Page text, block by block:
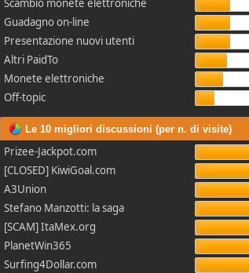
Scambio monete elettroniche
Guadagno on-line
Presentazione nuovi utenti
Altri PaidTo
Monete elettroniche
Off-topic
Le 10 migliori discussioni (per n. di visite)
Prizee-Jackpot.com
[CLOSED] KiwiGoal.com
A3Union
Stefano Manzotti: la saga
[SCAM] ItaMex.org
PlanetWin365
Surfing4Dollar.com